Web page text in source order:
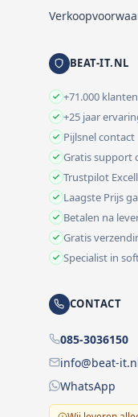
BEAT-IT.NL
+71.000
+25 jaar
Pijlsnel contact
Gratis support
Trustpilot
Laagste Prijs
Betalen na
Gratis
Specialist in
CONTACT
085-3036150
info@beat-
WhatsApp